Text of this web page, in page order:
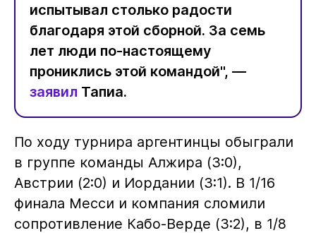
испытывал столько радости
благодаря этой сборной. За семь
лет люди по-настоящему
прониклись этой командой", —
заявил Тапиа.
По ходу турнира аргентинцы обыграли
в группе команды Алжира (3:0),
Австрии (2:0) и Иордании (3:1). В 1/16
финала Месси и компания сломили
сопротивление Кабо-Верде (3:2), в 1/8